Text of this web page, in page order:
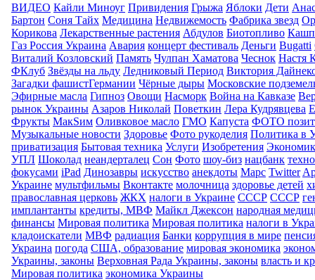
ВИДЕО Кайли Миноуг Привидения Грыжа Яблоки Дети
Бартон Соня Тайх Медицина Недвижемость Фабрика звезд
Корикова Лекарственные растения Абдулов Биотопливо
Газ Россия Украина Авария концерт фестиваль Деньги Bugatti
Виталий Козловский Память Чулпан Хаматова Чеснок Настя
ФКлуб Звёзды на льду Ледниковый Период Виктория
Загадки фашистГермании Чёрные дыры Московские
Эфирные масла Гипноз Овощи Насморк Война на Кавказе
рынок Украины Азаров Николай Поветкин Лера Кудрявцева
Фрукты МакSим Оливковое масло ГМО Капуста ФОТО
Музыкальные новости Здоровье Фото рукоделия Политика в
приватизация Бытовая техника Услуги Изобретения
УПЛ Шоколад неандерталец Сон Фото шоу-биз нацбанк
фокусами iPad Динозавры искусство анекдоты Марс Twitter
Украине мультфильмы Вконтакте молочница здоровье детей
православная церковь ЖКХ налоги в Украине СССР СССР
имплантанты кредиты, МВФ Майкл Джексон народная
финансы Мировая политика Мировая политика налоги в
кладоискатели МВФ радиация Банки коррупция в мире
Украина погода США, образование мировая экономика
Украины, законы Верховная Рада Украины, законы власть и
Мировая политика экономика Украины